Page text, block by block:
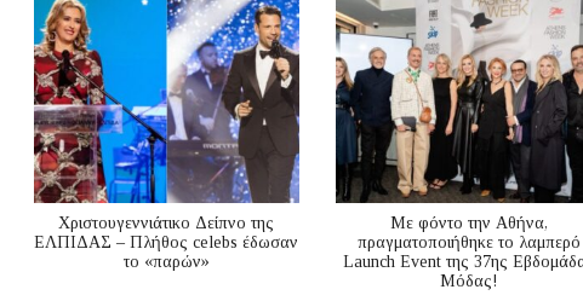
Χριστουγεννιάτικο Δείπνο της
ΕΛΠΙΔΑΣ – Πλήθος celebs έδωσαν
το «παρών»
Με φόντο την Αθήνα,
πραγματοποιήθηκε το λαμπερό
Launch Event της 37ης
Μόδας!